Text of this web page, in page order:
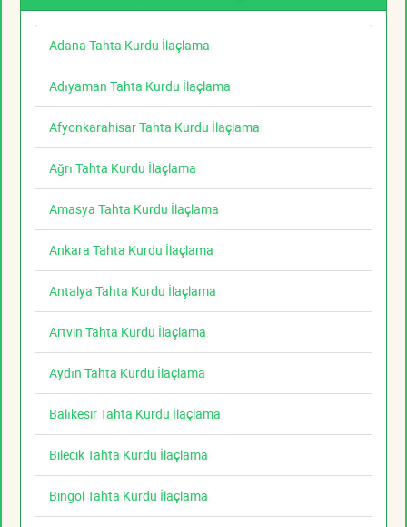
Adana Tahta Kurdu İlaçlama
Adıyaman Tahta Kurdu İlaçlama
Afyonkarahisar Tahta Kurdu İlaçlama
Ağrı Tahta Kurdu İlaçlama
Amasya Tahta Kurdu İlaçlama
Ankara Tahta Kurdu İlaçlama
Antalya Tahta Kurdu İlaçlama
Artvin Tahta Kurdu İlaçlama
Aydın Tahta Kurdu İlaçlama
Balıkesir Tahta Kurdu İlaçlama
Bilecik Tahta Kurdu İlaçlama
Bingöl Tahta Kurdu İlaçlama